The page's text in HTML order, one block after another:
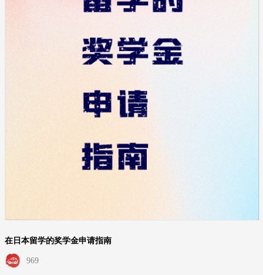
在日本留学的奖学金申请指南
969